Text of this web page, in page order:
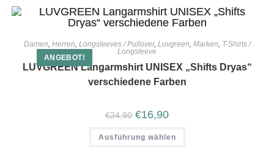
ANGEBOT!
Damen Herren Longsleeves / Pullover, Luvgreen Marken T-Shirts /
Longsleeve
LUVGREEN Langarmshirt UNISEX „Shifts Dryas“
verschiedene Farben
€24,90 €16,90
Ausführung wählen